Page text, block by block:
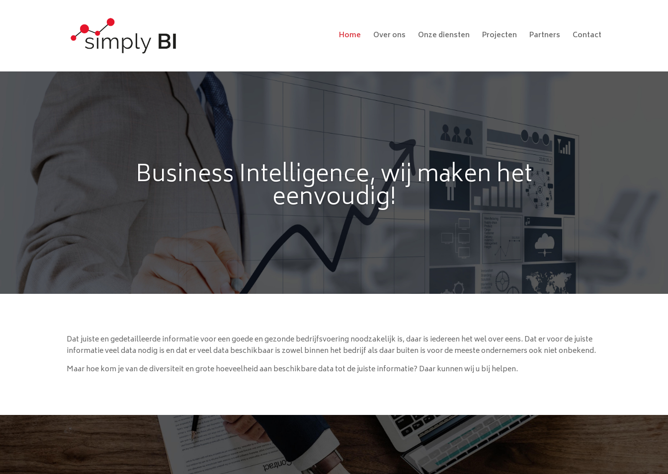
Home Over ons Onze diensten Projecten Partners Contact
Business Intelligence, wij maken het
eenvoudig!
Dat juiste en gedetailleerde informatie voor een goede en gezonde bedrijfsvoering noodzakelijk is, daar is iedereen het wel over eens. Dat er voor de juiste
informatie veel data nodig is en dat er veel data beschikbaar is zowel binnen het bedrijf als daar buiten is voor de meeste ondernemers ook niet onbekend.
Maar hoe kom je van de diversiteit en grote hoeveelheid aan beschikbare data tot de juiste informatie? Daar kunnen wij u bij helpen.